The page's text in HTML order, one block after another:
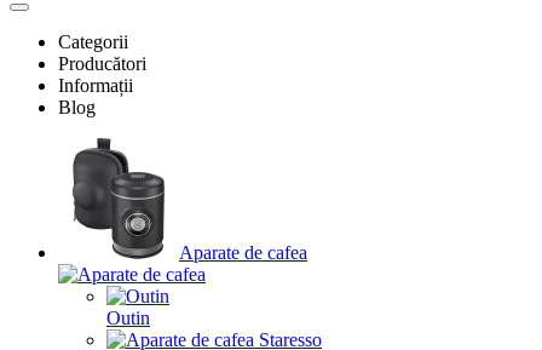
Categorii
Producători
Informații
Blog
Aparate de cafea
Outin